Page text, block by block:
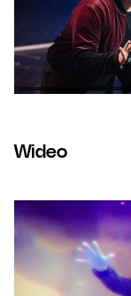
Wideo